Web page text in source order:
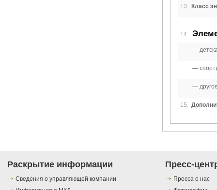
13. Класс
14.
15.
Раскрытие информации
Сведения о управляющей компании
Пресс-
Пресса о нас